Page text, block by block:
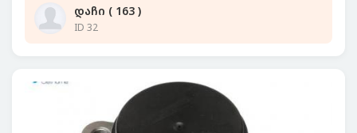
დაჩი ( 163 )
ID 32